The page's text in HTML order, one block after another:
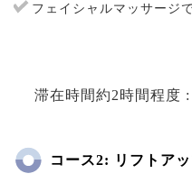
フェイシャルマッサージ
滞在時間約2時間程度 :
コース2: リフトア